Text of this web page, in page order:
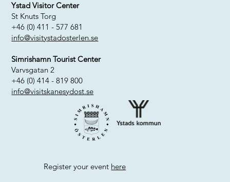
Ystad Visitor Center
St Knuts Torg
+46 (0) 411 - 577 681
info@visitystadosterlen.se
Simrishamn Tourist Center
Varvsgatan 2
+46 (0) 414 - 819 800
info@visitskanesydost.se
Register your event here